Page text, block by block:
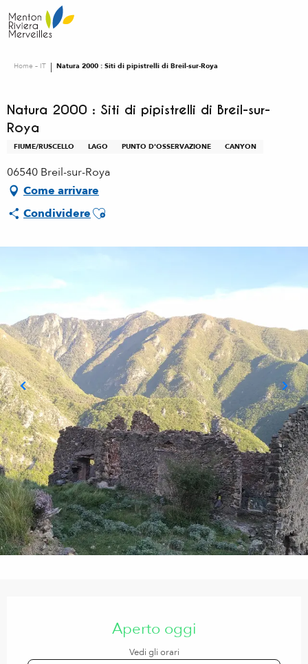
au
contenu
Home – IT Natura 2000 : Siti di pipistrelli di Breil-sur-Roya
Natura 2000 : Siti di pipistrelli di Breil-sur-
Roya
FIUME/RUSCELLO LAGO PUNTO D'OSSERVAZIONE CANYON
06540 Breil-sur-Roya
Come arrivare
CondividereAjouter aux favoris
Aperto oggi
Vedi gli orari